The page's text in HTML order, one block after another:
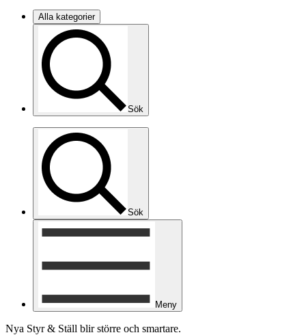
Alla kategorier
Sök
Sök
Meny
Nya Styr & Ställ blir större och smartare.